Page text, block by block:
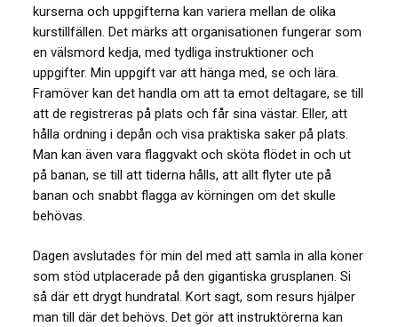
kurserna och uppgifterna kan variera mellan de olika
kurstillfällen. Det märks att organisationen fungerar som
en välsmord kedja, med tydliga instruktioner och
uppgifter. Min uppgift var att hänga med, se och lära.
Framöver kan det handla om att ta emot deltagare, se till
att de registreras på plats och får sina västar. Eller, att
hålla ordning i depån och visa praktiska saker på plats.
Man kan även vara flaggvakt och sköta flödet in och ut
på banan, se till att tiderna hålls, att allt flyter ute på
banan och snabbt flagga av körningen om det skulle
behövas.
Dagen avslutades för min del med att samla in alla koner
som stöd utplacerade på den gigantiska grusplanen. Si
så där ett drygt hundratal. Kort sagt, som resurs hjälper
man till där det behövs. Det gör att instruktörerna kan